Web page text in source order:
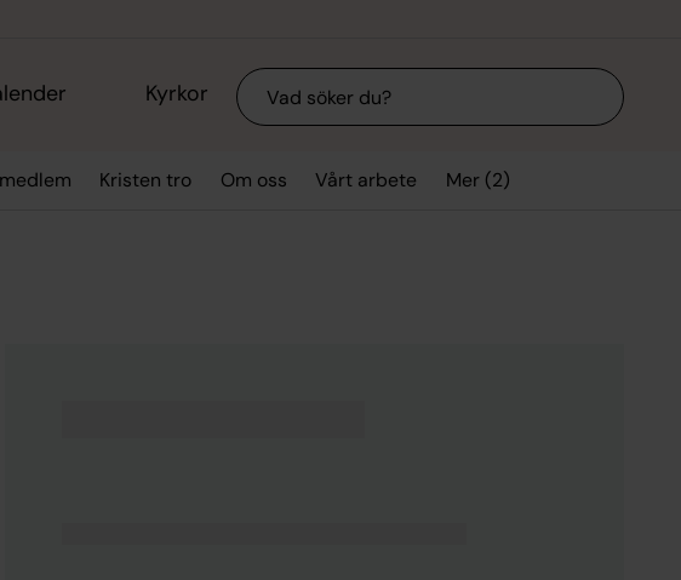
Kyrkor Sök
Kristen tro Om oss Vårt arbete Mer (2)